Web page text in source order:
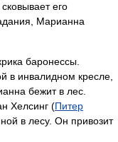
его
Марианна
баронессы.
в инвалидном кресле,
бежит в лес.
Хелсинг (Питер
в лесу. Он привозит